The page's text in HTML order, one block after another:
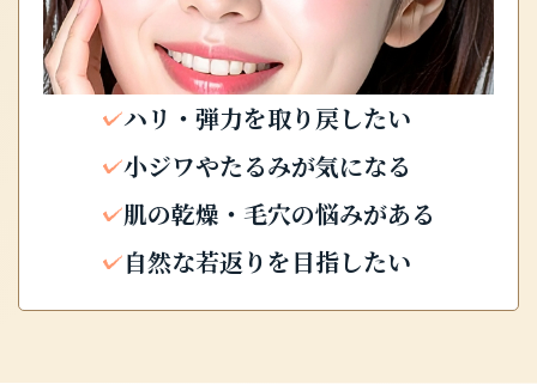
ハリ・弾力を取り戻したい
小ジワやたるみが気になる
肌の乾燥・毛穴の悩みがある
自然な若返りを目指したい